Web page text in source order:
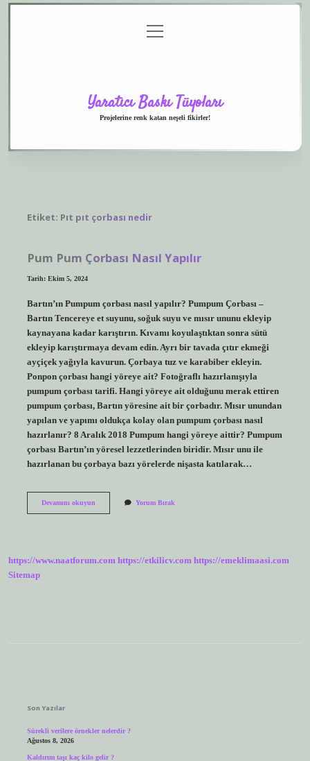
menüyü
aç
Yaratıcı Baskı Tüyoları
Projelerine renk katan neşeli fikirler!
Etiket: Pıt pıt çorbası nedir
Pum Pum Çorbası Nasıl Yapılır
Tarih: Ekim 5, 2024
Bartın’ın Pumpum çorbası nasıl yapılır? Pumpum Çorbası –
Bartın Tencereye et suyunu, soğuk suyu ve mısır ununu ekleyip
kaynayana kadar karıştırın. Kıvamı koyulaştıktan sonra sütü
ekleyip karıştırmaya devam edin. Ayrı bir tavada çıtır ekmeği
ayçiçek yağıyla kavurun. Çorbaya tuz ve karabiber ekleyin.
Ponpon çorbası hangi yöreye ait? Fotoğraflı hazırlanışıyla
pumpum çorbası tarifi. Hangi yöreye ait olduğunu merak ettiren
pumpum çorbası, Bartın yöresine ait bir çorbadır. Mısır unundan
yapılan ve yapımı oldukça kolay olan pumpum çorbası nasıl
hazırlanır? 8 Aralık 2018 Pumpum hangi yöreye aittir? Pumpum
çorbası Bartın’ın yöresel lezzetlerinden biridir. Mısır unu ile
hazırlanan bu çorbaya bazı yörelerde nişasta katılarak…
Devamını okuyunPum
Yorum Bırak
https://www.naatforum.com https://etkilicv.com https://emeklimaasi.com
Sitemap
Son Yazılar
Sürekli verilere örnekler nelerdir ?
Ağustos 8, 2026
Kaldırım taşı kaç kilo gelir ?